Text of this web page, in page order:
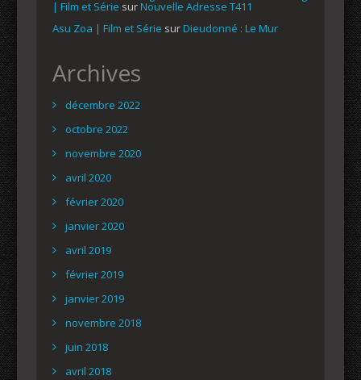
| Film et Série surNouvelle Adresse T411
Asu Zoa | Film et Série surDieudonné : Le Mur
Archives
décembre 2022
octobre 2022
novembre 2020
avril 2020
février 2020
janvier 2020
avril 2019
février 2019
janvier 2019
novembre 2018
juin 2018
avril 2018